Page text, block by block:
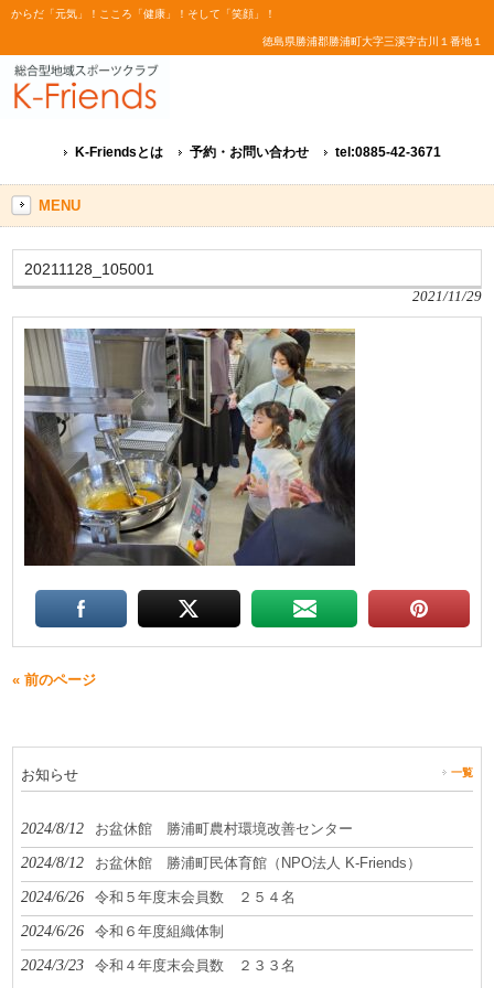
からだ「元気」！こころ「健康」！そして「笑顔」！
徳島県勝浦郡勝浦町大字三溪字古川１番地１
K-Friendsとは 予約・お問い合わせ tel:0885-42-3671
MENU
20211128_105001
2021/11/29
« 前のページ
お知らせ 一覧
2024/8/12 お盆休館 勝浦町農村環境改善センター
2024/8/12 お盆休館 勝浦町民体育館（NPO法人 K-Friends）
2024/6/26 令和５年度末会員数 ２５４名
2024/6/26 令和６年度組織体制
2024/3/23 令和４年度末会員数 ２３３名